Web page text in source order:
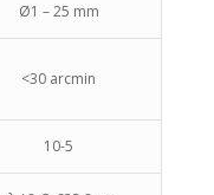
Ø1 – 25 mm
<30 arcmin
10-5